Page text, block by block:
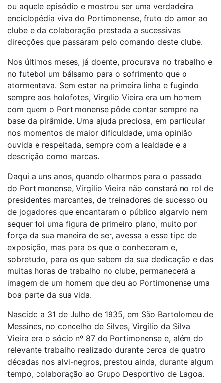
ou aquele episódio e mostrou ser uma verdadeira
enciclopédia viva do Portimonense, fruto do amor ao
clube e da colaboração prestada a sucessivas
direcções que passaram pelo comando deste clube.
Nos últimos meses, já doente, procurava no trabalho e
no futebol um bálsamo para o sofrimento que o
atormentava. Sem estar na primeira linha e fugindo
sempre aos holofotes, Virgílio Vieira era um homem
com quem o Portimonense pôde contar sempre na
base da pirâmide. Uma ajuda preciosa, em particular
nos momentos de maior dificuldade, uma opinião
ouvida e respeitada, sempre com a lealdade e a
descrição como marcas.
Daqui a uns anos, quando olharmos para o passado
do Portimonense, Virgílio Vieira não constará no rol de
presidentes marcantes, de treinadores de sucesso ou
de jogadores que encantaram o público algarvio nem
sequer foi uma figura de primeiro plano, muito por
força da sua maneira de ser, avessa a esse tipo de
exposição, mas para os que o conheceram e,
sobretudo, para os que sabem da sua dedicação e das
muitas horas de trabalho no clube, permanecerá a
imagem de um homem que deu ao Portimonense uma
boa parte da sua vida.
Nascido a 31 de Julho de 1935, em São Bartolomeu de
Messines, no concelho de Silves, Virgílio da Silva
Vieira era o sócio nº 87 do Portimonense e, além do
relevante trabalho realizado durante cerca de quatro
décadas nos alvi-negros, prestou ainda, durante algum
tempo, colaboração ao Grupo Desportivo de Lagoa.